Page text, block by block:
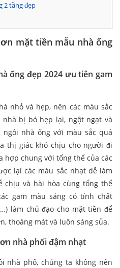
2 tầng đẹp
mặt tiền mẫu nhà ống
ống đẹp 2024 ưu tiên gam
nhỏ và hẹp, nên các màu sắc
bị bó hẹp lại, ngột ngạt và
nhà ống với màu sắc quá
thị giác khó chịu cho người đi
hợp chung với tổng thể của các
lại các màu sắc nhạt dễ làm
chịu và hài hòa cùng tổng thể
gam màu sáng có tính chất
làm chủ đạo cho mặt tiền để
thoáng mát và luôn sáng sủa.
nhà phối đậm nhạt
nhà phố, chúng ta không nên